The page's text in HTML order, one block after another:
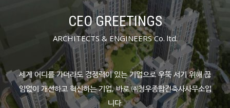
CEO GREETINGS
ARCHITECTS & ENGINEERS Co. ltd.
세계 어디를 가더라도 경쟁력이 있는 기업으로 우뚝 서기 위해 끊
임없이 개선하고 혁신하는 기업, 바로 ㈜청우종합건축사사무소입
니다.